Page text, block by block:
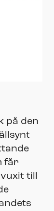
på den
får
till